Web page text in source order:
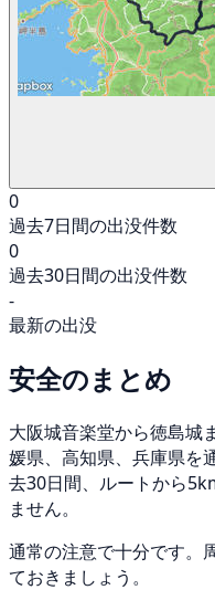
0
過去7日間の出没件数
0
過去30日間の出没件数
-
最新の出没
安全のまとめ
大阪城音楽堂から徳島城
媛県、高知県、兵庫県を
去30日間、ルートから
ません。
通常の注意で十分です。
ておきましょう。